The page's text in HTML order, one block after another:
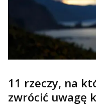
11 rzeczy, na
zwrócić uwagę